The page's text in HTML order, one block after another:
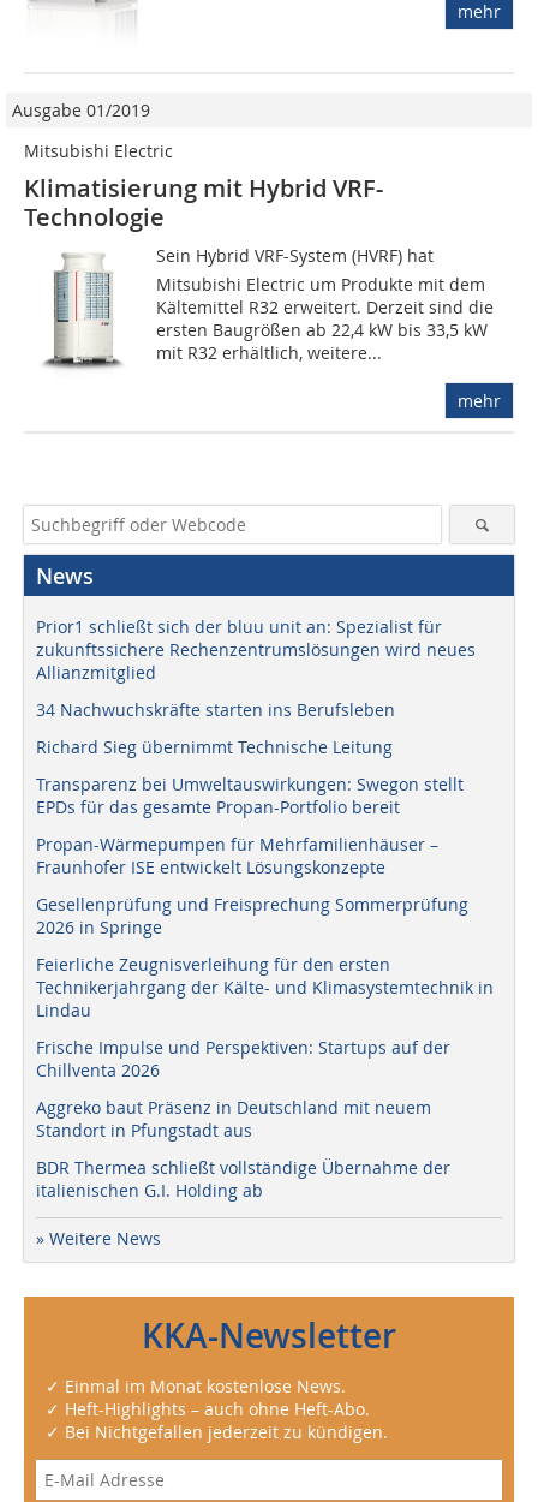
mehr
Ausgabe 01/2019
Mitsubishi Electric
Klimatisierung mit Hybrid VRF-
Technologie
Sein Hybrid VRF-System (HVRF) hat
Mitsubishi Electric um Produkte mit dem
Kältemittel R32 erweitert. Derzeit sind die
ersten Baugrößen ab 22,4 kW bis 33,5 kW
mit R32 erhältlich, weitere...
mehr
News
Prior1 schließt sich der bluu unit an: Spezialist für
zukunftssichere Rechenzentrumslösungen wird neues
Allianzmitglied
34 Nachwuchskräfte starten ins Berufsleben
Richard Sieg übernimmt Technische Leitung
Transparenz bei Umweltauswirkungen: Swegon stellt
EPDs für das gesamte Propan-Portfolio bereit
Propan-Wärmepumpen für Mehrfamilienhäuser –
Fraunhofer ISE entwickelt Lösungskonzepte
Gesellenprüfung und Freisprechung Sommerprüfung
2026 in Springe
Feierliche Zeugnisverleihung für den ersten
Technikerjahrgang der Kälte- und Klimasystemtechnik in
Lindau
Frische Impulse und Perspektiven: Startups auf der
Chillventa 2026
Aggreko baut Präsenz in Deutschland mit neuem
Standort in Pfungstadt aus
BDR Thermea schließt vollständige Übernahme der
italienischen G.I. Holding ab
» Weitere News
KKA-Newsletter
✓ Einmal im Monat kostenlose News.
✓ Heft-Highlights – auch ohne Heft-Abo.
✓ Bei Nichtgefallen jederzeit zu kündigen.